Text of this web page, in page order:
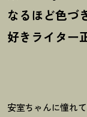
なるほど色づ
好きライター
安室ちゃんに憧れ